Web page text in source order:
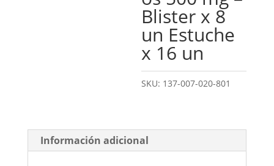
Blister x 8
un Estuche
x 16 un
SKU: 137-007-020-801
Información adicional